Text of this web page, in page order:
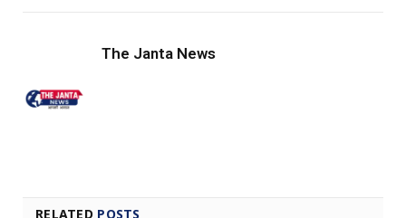
The Janta News
RELATED POSTS